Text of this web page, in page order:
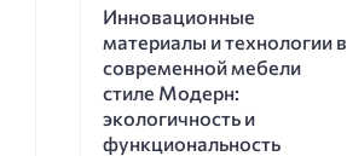
Инновационные
материалы и технологии в
современной мебели
стиле Модерн:
экологичность и
функциональность